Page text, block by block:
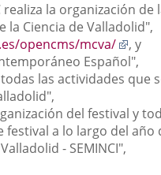
realiza la organización de
la Ciencia de Valladolid",
opencms/mcva/
a
una
, y
Español",
las actividades que
del festival y
festival a lo largo del año
- SEMINCI",